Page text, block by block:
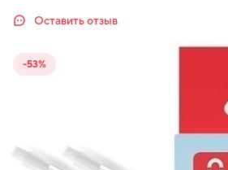
Оставить отзыв
-53%